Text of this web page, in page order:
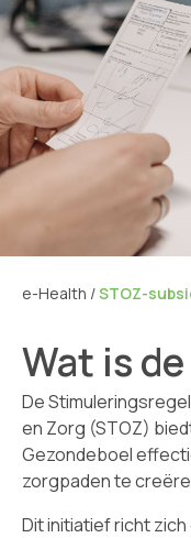
e-Health /STOZ-
Wat is
De
en Zorg (STOZ)
Gezondeboel
zorgpaden te
Dit initiatief richt